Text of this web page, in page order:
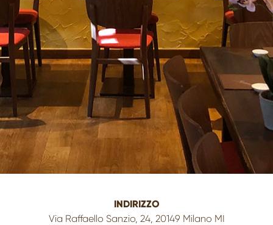
INDIRIZZO
Via Raffaello Sanzio, 24, 20149 Milano MI